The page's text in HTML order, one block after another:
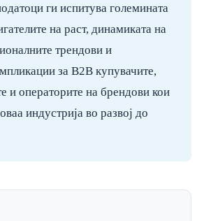
ги испитува големината
на раст, динамиката на
трендови и
за B2B купувачите,
и операторите на брендови кои
индустрија во развој до